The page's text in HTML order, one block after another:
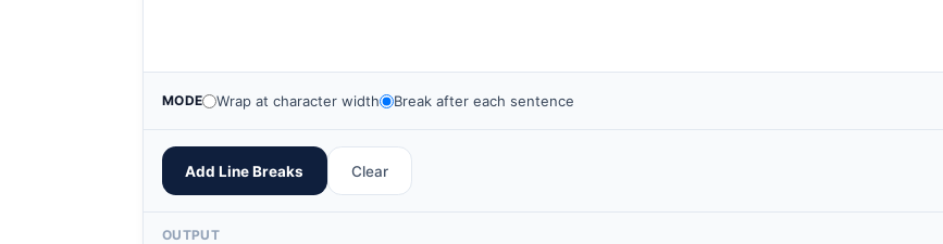
MODE Wrap at character width Break after each sentence
Add Line Breaks Clear
OUTPUT